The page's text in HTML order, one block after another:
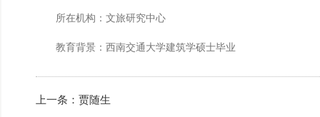
所在机构：文旅研究中心
教育背景：西南交通大学建筑学硕士毕业
上一条： 贾随生